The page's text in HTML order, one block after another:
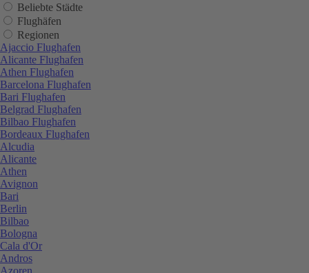
Beliebte Städte
Flughäfen
Regionen
Ajaccio Flughafen
Alicante Flughafen
Athen Flughafen
Barcelona Flughafen
Bari Flughafen
Belgrad Flughafen
Bilbao Flughafen
Bordeaux Flughafen
Alcudia
Alicante
Athen
Avignon
Bari
Berlin
Bilbao
Bologna
Cala d'Or
Andros
Azoren